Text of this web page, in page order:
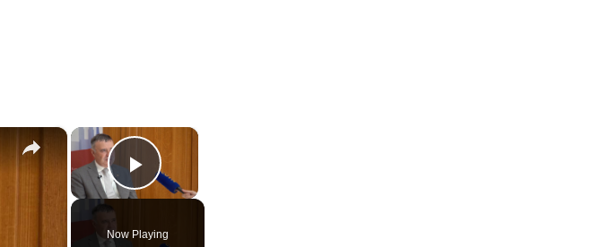
×
Play Video
Now Playing
×